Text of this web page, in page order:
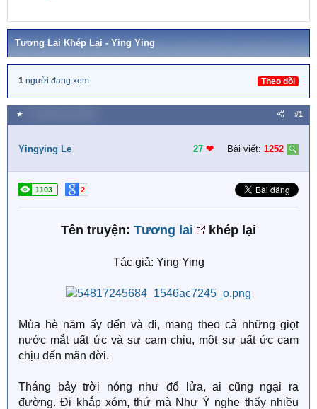
Tương Lai Khép Lại - Ying Ying
1 người đang xem Theo dõi
★ #1
Yingying Le 27 ❤︎ Bài viết: 1252
1103 2
Tên truyện: Tương lai khép lại
Tác giả: Ying Ying
Mùa hè năm ấy đến và đi, mang theo cả những giọt
nước mắt uất ức và sự cam chịu, một sự uất ức cam
chịu đến mãn đời.
Tháng bảy trời nóng như đổ lửa, ai cũng ngại ra
đường. Đi khắp xóm, thứ mà Như Ý nghe thấy nhiều